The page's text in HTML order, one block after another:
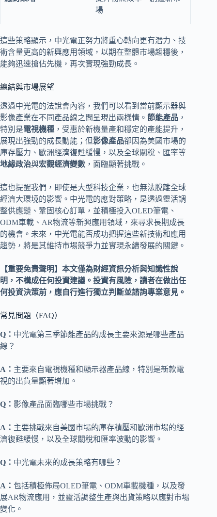
場
這些策略顯示，中光電正努力將重心轉向更有潛力、技
術含量更高的新興應用領域，以期在整體市場趨穩後，
能夠迅速搶佔先機，再次實現強勁成長。
總結與市場展望
透過中光電的法說會內容，我們可以看到當前顯示器與
影像產業在不同產品線之間呈現出兩樣情。 節能產品 ，
特別是電視機種 ，受惠於新機量產和穩定的產能提升，
展現出強勁的成長動能；但影像產品卻因為美國市場的
庫存壓力、歐洲經濟復甦緩慢，以及全球關稅、匯率等
地緣政治與宏觀經濟變數 ，面臨顯著挑戰。
這也提醒我們，即使是大型科技企業，也無法脫離全球
經濟大環境的影響。中光電的應對策略，是透過靈活調
整供應鏈、鞏固核心訂單，並積極投入OLED筆電、
ODM車載、AR物流等新興應用領域，來尋求長期成長
的機會。未來，中光電能否成功把握這些新技術和應用
趨勢，將是其維持市場競爭力並實現永續發展的關鍵。
【重要免責聲明】本文僅為財經資訊分析與知識性說
明，不構成任何投資建議。投資有風險，讀者在做出任
何投資決策前，應自行進行獨立判斷並諮詢專業意見。
常見問題（FAQ）
Q： 中光電第三季節能產品的成長主要來源是哪些產品
線？
A： 主要來自電視機種和顯示器產品線，特別是新款電
視的出貨量顯著增加。
Q： 影像產品面臨哪些市場挑戰？
A： 主要挑戰來自美國市場的庫存積壓和歐洲市場的經
濟復甦緩慢，以及全球關稅和匯率波動的影響。
Q： 中光電未來的成長策略有哪些？
A： 包括積極佈局OLED筆電、ODM車載機種，以及發
展AR物流應用，並靈活調整生產與出貨策略以應對市場
變化。